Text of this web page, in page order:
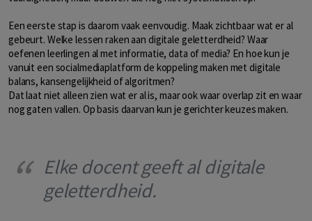
Een eerste stap is daarom vaak eenvoudig. Maak zichtbaar wat er al
gebeurt. Welke lessen raken aan digitale geletterdheid? Waar
oefenen leerlingen al met informatie, data of media? En hoe kun je
vanuit een socialmediaplatform de koppeling maken met digitale
balans, kansengelijkheid of algoritmen?
Dat laat niet alleen zien wat er al is, maar ook waar overlap zit en waar
nog gaten vallen. Op basis daarvan kun je gerichter keuzes maken.
Elke docent geeft al digitale
geletterdheid.